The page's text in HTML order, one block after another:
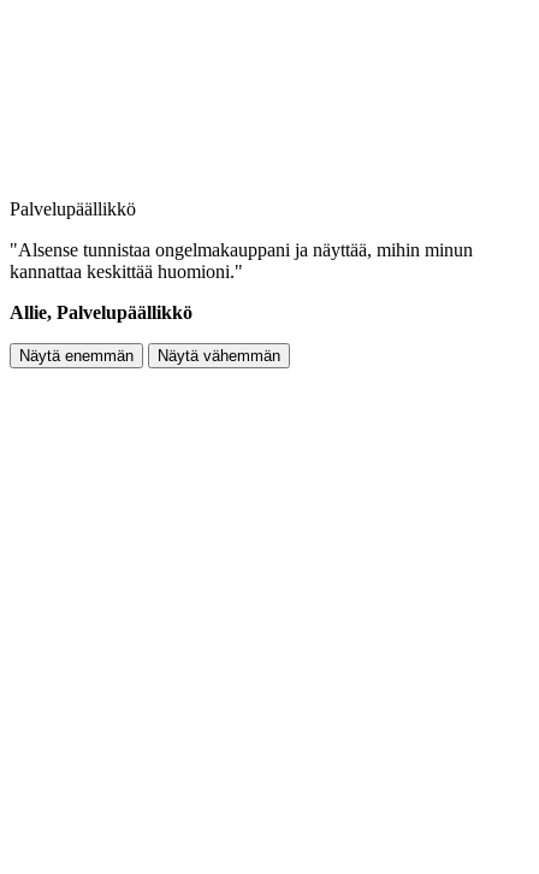
Palvelupäällikkö
"Alsense tunnistaa ongelmakauppani ja näyttää, mihin minun
kannattaa keskittää huomioni."
Allie, Palvelupäällikkö
Näytä enemmän Näytä vähemmän